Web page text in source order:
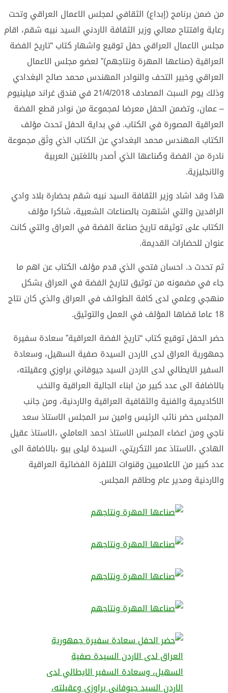
من ضمن برنامج (إبداع) الثقافي لمجلس الاعمال العراقي وتحت
رعاية وافتتاح معالي وزير الثقافة الاردني السيد نبيه شقم، اقام
مجلس الاعمال العراقي حفل توقيع واشهار كتاب “تاريخ الفضة
العراقية (صناعها المهرة ونتاجهم)” لعضو مجلس الاعمال
العراقي وخبير التحف والنوادر المهندس محمد صالح البغدادي
وذلك يوم السبت المصادف 21/4/2018 في فندق غراند ميلينيوم
– عمان، وتضمن الحفل معرضا لمجموعة من نوادر قطع الفضة
العراقية المصورة في الكتاب. في بداية الحفل تحدث مؤلف
الكتاب المهندس محمد البغدادي عن الكتاب الذي وثَق مجموعة
نادرة من الفضة وصُناعها الذي أصدر باللغتين العربية
والانجليزية.
هذا وقد اشاد وزير الثقافة السيد نبيه شقم بحضارة بلاد وادي
الرافدين والتي اشتهرت بالصناعات الشعبية، شاكرا مؤلف
الكتاب على توثيقه تاريخ صناعة الفضة في العراق والتي كانت
عنوان للحضارات القديمة.
ثم تحدث د. احسان فتحي الذي قدم مؤلف الكتاب عن اهم ما
جاء في مضمونه من توثيق لتاريخ الفضة في العراق بشكل
منهجي وعلمي لدى كافة الطوائف في العراق والذي كان نتاج
18 عاما قضاها المؤلف في العمل والتوثيق.
حضر الحفل توقيع كتاب “تاريخ الفضة العراقية” سعادة سفيرة
جمهورية العراق لدى الاردن السيدة صفية السهيل، وسعادة
السفير الايطالي لدى الاردن السيد جيوفاني براوزي وعقيلته،
بالاضافة الى عدد كبير من ابناء الجالية العراقية والنخب
الاكاديمية والفنية والثقافية العراقية والاردنية، ومن جانب
المجلس حضر نائب الرئيس وامين سر المجلس الاستاذ سعد
ناجي ومن اعضاء المجلس الاستاذ احمد العاملي ،الاستاذ عقيل
الهادي ،الاستاذ عمر التكريتي، السيدة ليلى بيو ،بالاضافة الى
عدد كبير من الاعلاميين وقنوات التلفزة الفضائية العراقية
والاردنية ومدير عام وطاقم المجلس.